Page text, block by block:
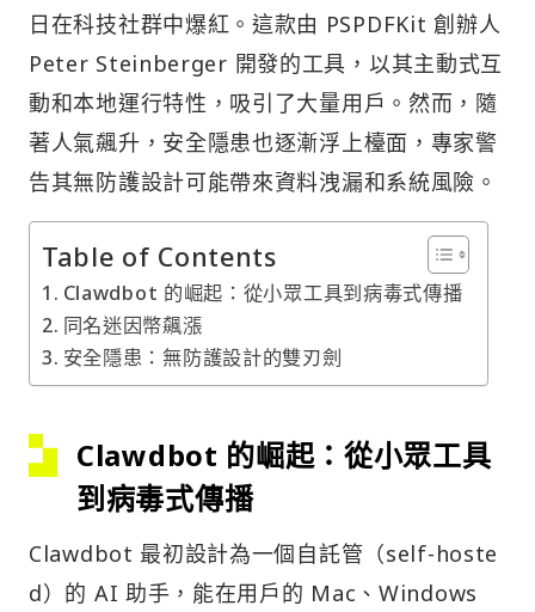
日在科技社群中爆紅。這款由 PSPDFKit 創辦人
Peter Steinberger 開發的工具，以其主動式互
動和本地運行特性，吸引了大量用戶。然而，隨
著人氣飆升，安全隱患也逐漸浮上檯面，專家警
告其無防護設計可能帶來資料洩漏和系統風險。
Table of Contents
Clawdbot 的崛起：從小眾工具到病毒式傳播
同名迷因幣飆漲
安全隱患：無防護設計的雙刃劍
Clawdbot 的崛起：從小眾工具
到病毒式傳播
Clawdbot 最初設計為一個自託管（self-hoste
d）的 AI 助手，能在用戶的 Mac、Windows